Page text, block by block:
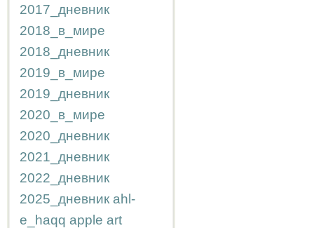
2017_дневник
2018_в_мире
2018_дневник
2019_в_мире
2019_дневник
2020_в_мире
2020_дневник
2021_дневник
2022_дневник
2025_дневник ahl-
e_haqq apple art